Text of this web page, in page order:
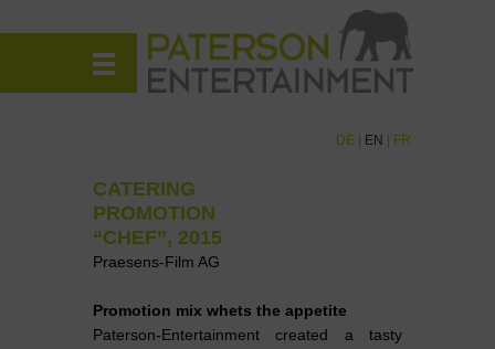
DE EN FR
CATERING
PROMOTION
“CHEF”, 2015
Praesens-Film AG
Promotion mix whets the appetite
Paterson-Entertainment created a tasty